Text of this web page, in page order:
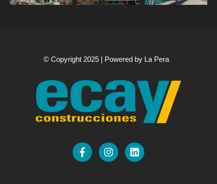
© Copyright 2025 | Powered by La Pera